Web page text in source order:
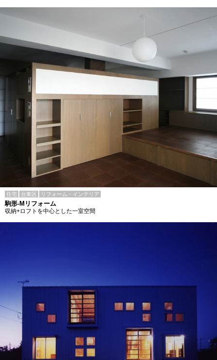
住宅 台東区 リフォーム・インテリア
駒形-Mリフォーム
収納+ロフトを中心とした一室空間